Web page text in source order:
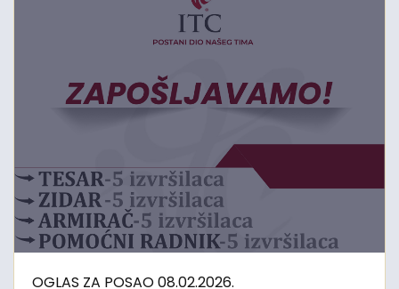
OGLAS ZA POSAO 08.02.2026.